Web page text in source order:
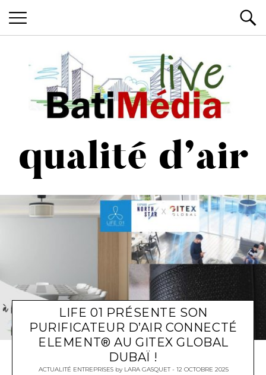
Batimedialive
Les News du Bâtiment, en live
qualité d’air
LIFE 01 PRÉSENTE SON
PURIFICATEUR D’AIR CONNECTÉ
ELEMENT® AU GITEX GLOBAL
DUBAÏ !
ACTUALITÉ ENTREPRISESby LARA GASQUET 12 OCTOBRE 2025